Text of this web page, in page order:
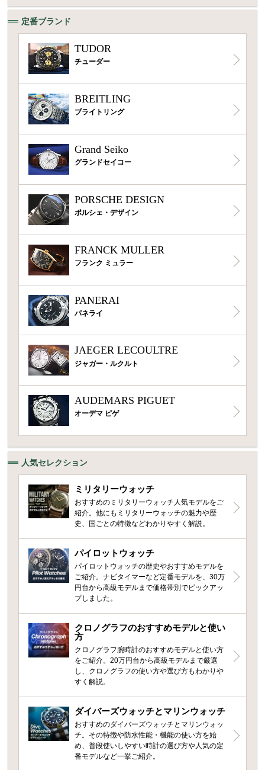
定番ブランド
TUDOR
チューダー
BREITLING
ブライトリング
Grand Seiko
グランドセイコー
PORSCHE DESIGN
ポルシェ・デザイン
FRANCK MULLER
フランク ミュラー
PANERAI
パネライ
JAEGER LECOULTRE
ジャガー・ルクルト
AUDEMARS PIGUET
オーデマ ピゲ
人気セレクション
ミリタリーウォッチ
おすすめのミリタリーウォッチ人気モデルをご
紹介。他にもミリタリーウォッチの魅力や歴
史、国ごとの特徴などわかりやすく解説。
パイロットウォッチ
パイロットウォッチの歴史やおすすめモデルを
ご紹介。ナビタイマーなど定番モデルを、30万
円台から高級モデルまで価格帯別でピックアッ
プしました。
クロノグラフのおすすめモデルと使い
方
クロノグラフ腕時計のおすすめモデルと使い方
をご紹介。20万円台から高級モデルまで厳選
し、クロノグラフの使い方や選び方もわかりや
すく解説。
ダイバーズウォッチとマリンウォッチ
おすすめのダイバーズウォッチとマリンウォッ
チ。その特徴や防水性能・機能の使い方を始
め、普段使いしやすい時計の選び方や人気の定
番モデルなど一挙ご紹介。